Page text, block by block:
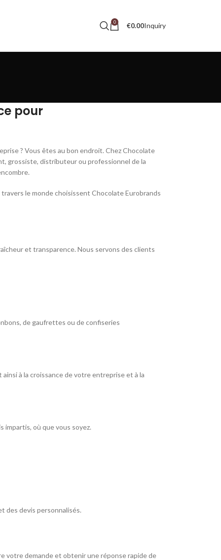
0 €0.00Inquiry
pour
? Vous êtes au bon endroit. Chez Chocolate
grossiste, distributeur ou professionnel de la
le monde choisissent Chocolate Eurobrands
et transparence. Nous servons des clients
de gaufrettes ou de confiseries
à la croissance de votre entreprise et à la
impartis, où que vous soyez.
des devis personnalisés.
votre demande et obtenir une réponse rapide de